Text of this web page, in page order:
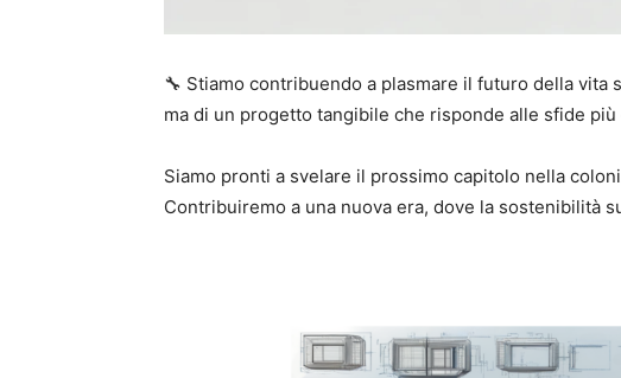
🔧 Stiamo contribuendo a plasmare il futuro della vita
ma di un progetto tangibile che risponde alle sfide
Siamo pronti a svelare il prossimo capitolo nella
Contribuiremo a una nuova era, dove la sostenibilità